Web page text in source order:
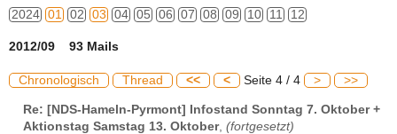
2024 01 02 03 04 05 06 07 08 09 10 11 12
2012/09 93 Mails
Chronologisch Thread << < Seite 4 / 4 > >>
Re: [NDS-Hameln-Pyrmont] Infostand Sonntag 7. Oktober +
Aktionstag Samstag 13. Oktober, (fortgesetzt)